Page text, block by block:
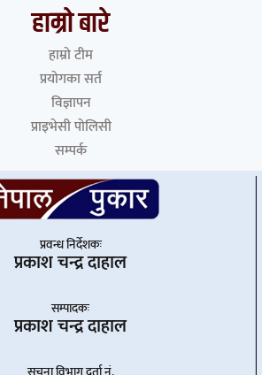
हाम्रो बारे
हाम्रो टीम
प्रयोगका सर्त
विज्ञापन
प्राइभेसी पोलिसी
सम्पर्क
प्रवन्ध निर्देशकः
प्रकाश चन्द्र दाहाल
सम्पादकः
प्रकाश चन्द्र दाहाल